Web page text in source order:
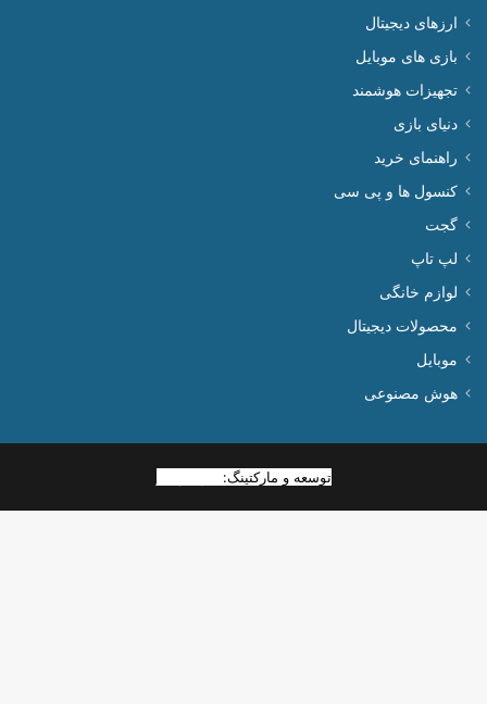
ارزهای دیجیتال
بازی های موبایل
تجهیزات هوشمند
دنیای بازی
راهنمای خرید
کنسول ها و پی سی
گجت
لپ تاپ
لوازم خانگی
محصولات دیجیتال
موبایل
هوش مصنوعی
توسعه و مارکتینگ: